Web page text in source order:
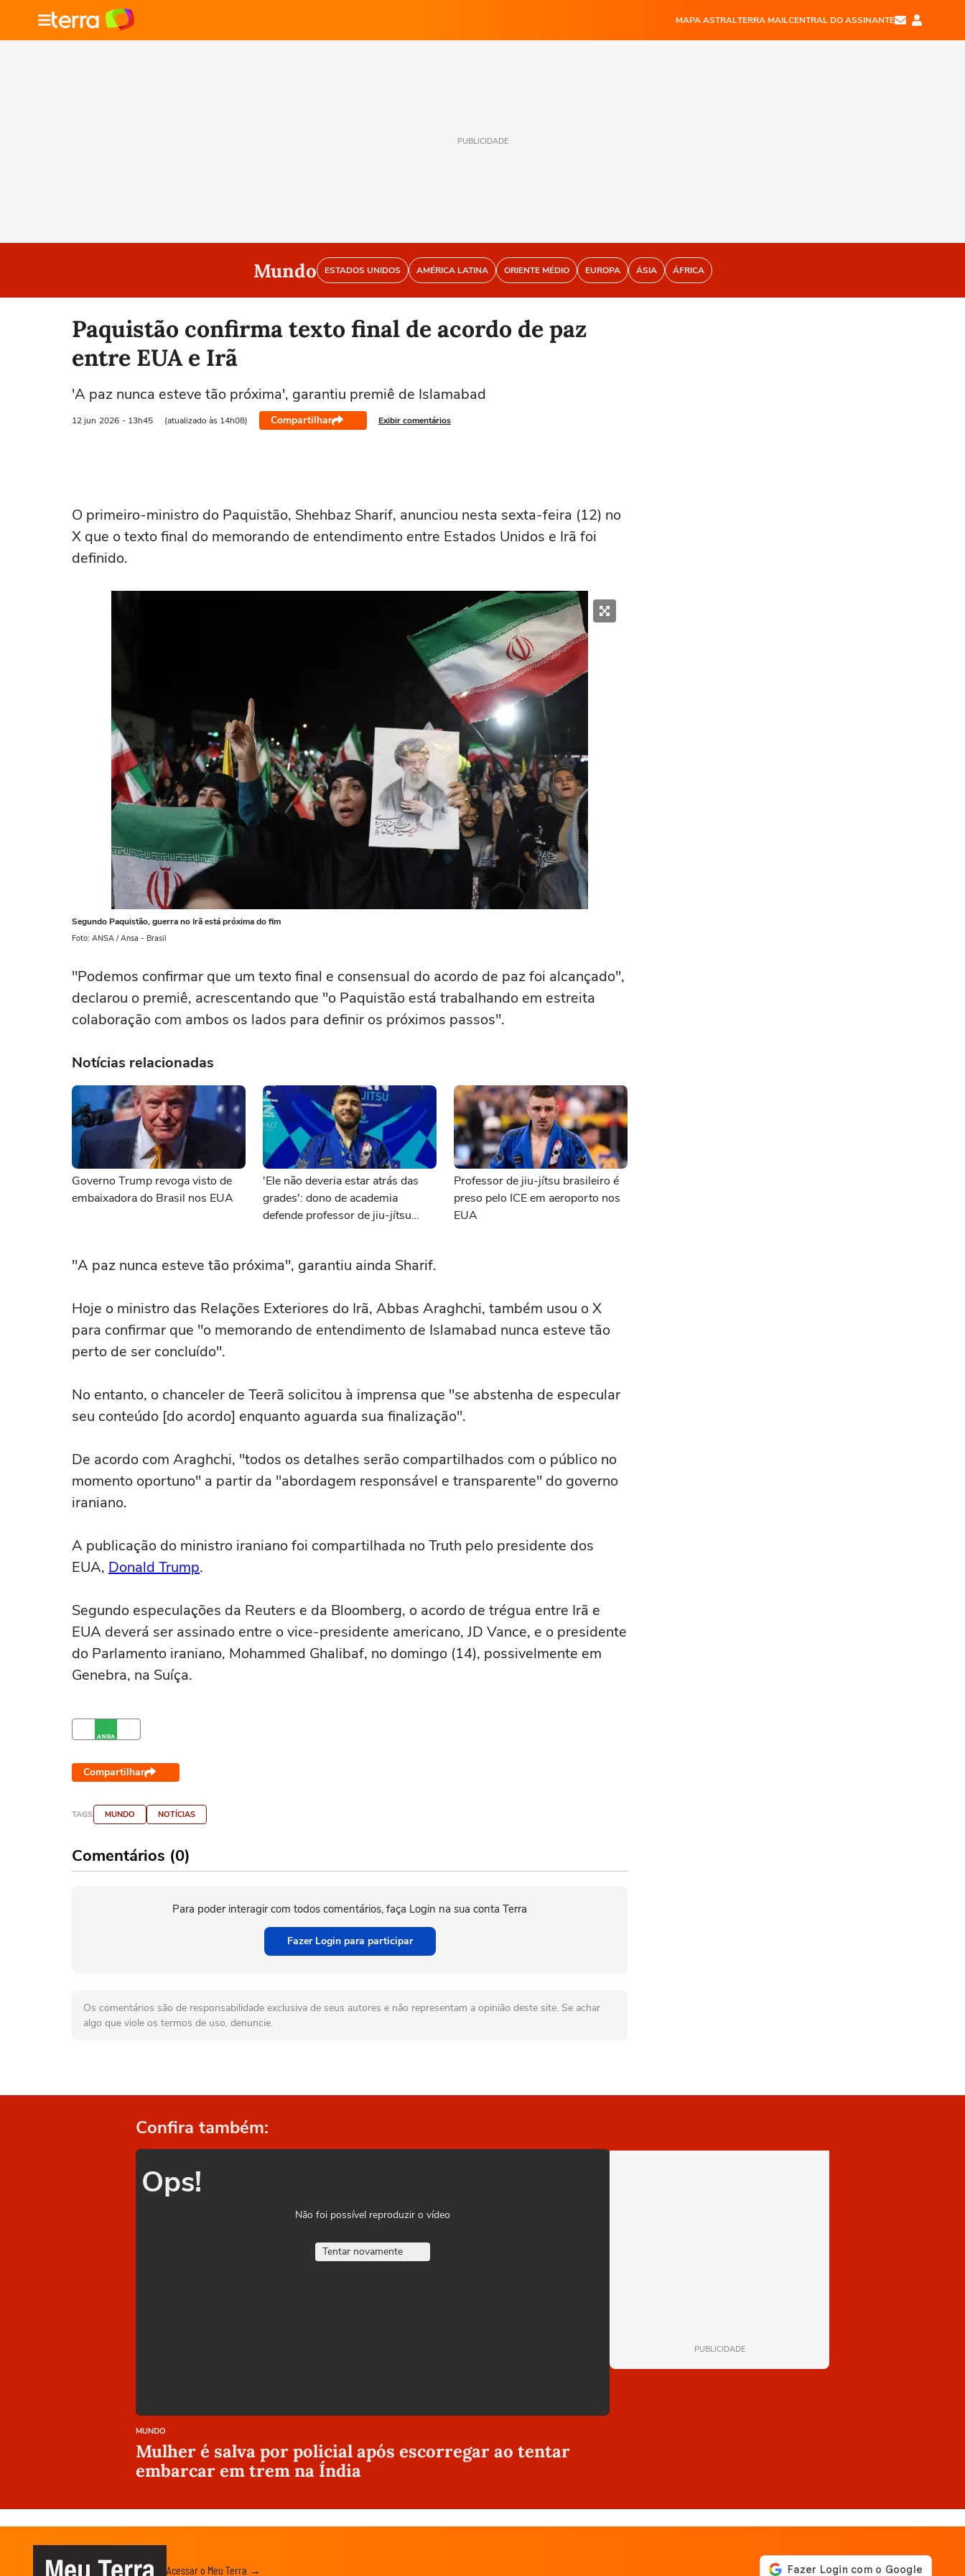
MAPA ASTRALTERRA MAILCENTRAL DO ASSINANTE
PUBLICIDADE
Mundo ESTADOS UNIDOS AMÉRICA LATINA ORIENTE MÉDIO EUROPA ÁSIA ÁFRICA
Paquistão confirma texto final de acordo de paz
entre EUA e Irã
'A paz nunca esteve tão próxima', garantiu premiê de Islamabad
12 jun 2026 - 13h45 (atualizado às 14h08) Compartilhar Exibir comentários
O primeiro-ministro do Paquistão, Shehbaz Sharif, anunciou nesta sexta-feira (12) no
X que o texto final do memorando de entendimento entre Estados Unidos e Irã foi
definido.
Segundo Paquistão, guerra no Irã está próxima do fim
Foto: ANSA / Ansa - Brasil
"Podemos confirmar que um texto final e consensual do acordo de paz foi alcançado",
declarou o premiê, acrescentando que "o Paquistão está trabalhando em estreita
colaboração com ambos os lados para definir os próximos passos".
Notícias relacionadas
Governo Trump revoga visto de
embaixadora do Brasil nos EUA
'Ele não deveria estar atrás das
grades': dono de academia
defende professor de jiu-jítsu
Professor de jiu-jítsu brasileiro é
preso pelo ICE em aeroporto nos
EUA
"A paz nunca esteve tão próxima", garantiu ainda Sharif.
Hoje o ministro das Relações Exteriores do Irã, Abbas Araghchi, também usou o X
para confirmar que "o memorando de entendimento de Islamabad nunca esteve tão
perto de ser concluído".
No entanto, o chanceler de Teerã solicitou à imprensa que "se abstenha de especular
seu conteúdo [do acordo] enquanto aguarda sua finalização".
De acordo com Araghchi, "todos os detalhes serão compartilhados com o público no
momento oportuno" a partir da "abordagem responsável e transparente" do governo
iraniano.
A publicação do ministro iraniano foi compartilhada no Truth pelo presidente dos
EUA, Donald Trump.
Segundo especulações da Reuters e da Bloomberg, o acordo de trégua entre Irã e
EUA deverá ser assinado entre o vice-presidente americano, JD Vance, e o presidente
do Parlamento iraniano, Mohammed Ghalibaf, no domingo (14), possivelmente em
Genebra, na Suíça.
Compartilhar
TAGS MUNDO NOTÍCIAS
Comentários (0)
Para poder interagir com todos comentários, faça Login na sua conta Terra
Fazer Login para participar
Os comentários são de responsabilidade exclusiva de seus autores e não representam a opinião deste site. Se achar
algo que viole os termos de uso, denuncie.
Confira também:
Ops!
Não foi possível reproduzir o vídeo
Tentar novamente
MUNDO
Mulher é salva por policial após escorregar ao tentar
embarcar em trem na Índia
PUBLICIDADE
Acessar o Meu Terra →